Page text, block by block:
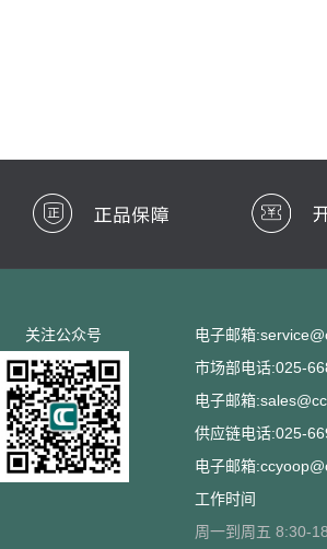
关注公众号
电子邮箱
市场部电话:025-
电子邮箱
供应链电话:025-
电子邮箱
工作时间
周一到周五 8:30-